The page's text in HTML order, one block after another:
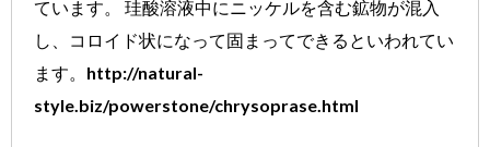
ています。 珪酸溶液中にニッケルを含む鉱物が混入
し、コロイド状になって固まってできるといわれてい
ます。http://natural-
style.biz/powerstone/chrysoprase.html